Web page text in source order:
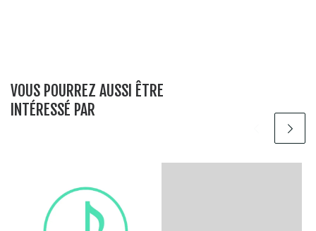
VOUS POURREZ AUSSI ÊTRE
INTÉRESSÉ PAR